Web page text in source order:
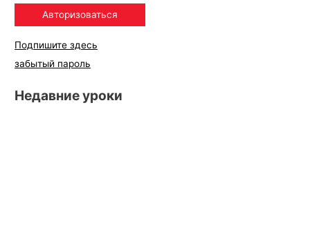
Подпишите здесь
забытый пароль
Недавние уроки